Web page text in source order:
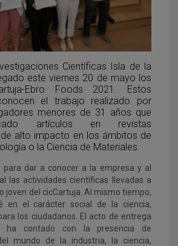
Científicas Isla de la
este viernes 20 de mayo los
Ebro Foods 2021. Estos
el trabajo realizado por
menores de 31 años que
artículos en revistas
alto impacto en los ámbitos de
o la Ciencia de Materiales.
para dar a conocer a la empresa y al
las actividades científicas llevadas a
joven del cicCartuja. Al mismo tiempo,
en el carácter social de la ciencia,
los ciudadanos. El acto de entrega
ha contado con la presencia de
mundo de la industria, la ciencia,